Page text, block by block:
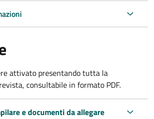
attivato presentando tutta la
consultabile in formato PDF.
e documenti da allegare